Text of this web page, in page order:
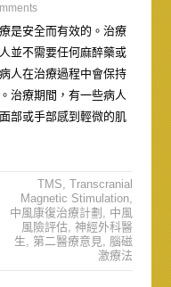
是安全而有效的。治療
並不需要任何麻醉藥或
人在治療過程中會保持
治療期間，有一些病人
部或手部感到輕微的肌
TMS ,Transcranial
Magnetic Stimulation
中風康復治療計劃
中風
風險評估 ,神經外科醫
生
第二醫療意見
腦磁
激療法